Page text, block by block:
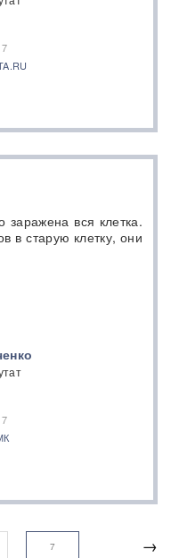
заражена вся клетка.
в старую клетку, они
→
7